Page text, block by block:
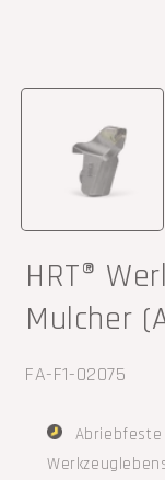
1
HRT®
Mulcher
SKU:
FA-F1-02075